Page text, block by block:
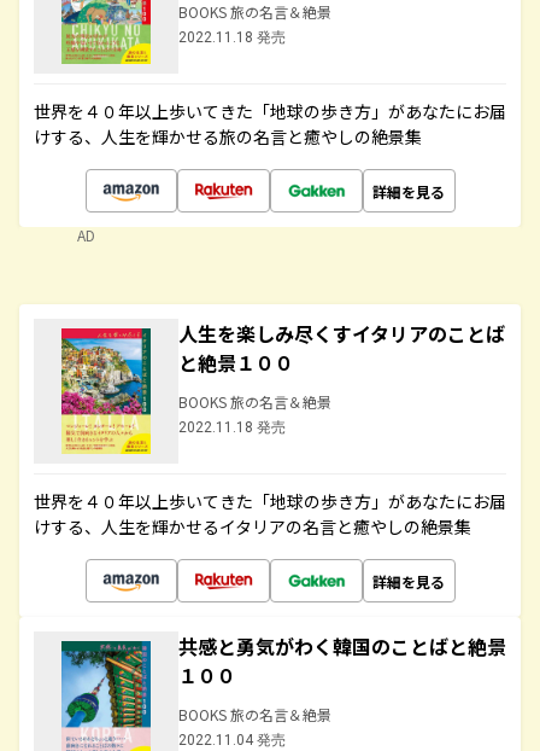
BOOKS 旅の名言＆絶景
2022.11.18 発売
世界を４０年以上歩いてきた「地球の歩き方」があなたにお届
けする、人生を輝かせる旅の名言と癒やしの絶景集
詳細を見る
AD
人生を楽しみ尽くすイタリアのことば
と絶景１００
BOOKS 旅の名言＆絶景
2022.11.18 発売
世界を４０年以上歩いてきた「地球の歩き方」があなたにお届
けする、人生を輝かせるイタリアの名言と癒やしの絶景集
詳細を見る
共感と勇気がわく韓国のことばと絶景
１００
BOOKS 旅の名言＆絶景
2022.11.04 発売